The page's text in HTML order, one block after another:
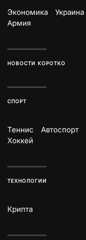
Экономика Украина
Армия
НОВОСТИ КОРОТКО
СПОРТ
Теннис Автоспорт
Хоккей
ТЕХНОЛОГИИ
Крипта